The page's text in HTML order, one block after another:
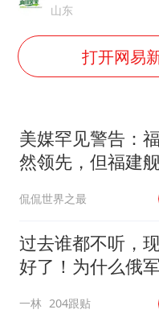
上
《
山东
打开网易
美媒罕见警告：
然领先，但福建
国航母终点，而
侃侃世界之最
过去谁都不听，
好了！为什么俄
一林 204跟贴